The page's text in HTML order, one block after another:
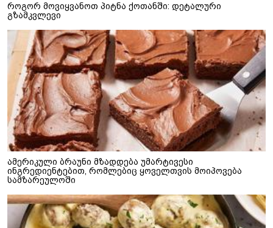
როგორ მოვიყვანოთ პიტნა ქოთანში: დეტალური
გზამკვლევი
ამერიკული ბრაუნი მზადდება უმარტივესი
ინგრედიენტებით, რომლებიც ყოველთვის მოიპოვება
სამზარეულოში